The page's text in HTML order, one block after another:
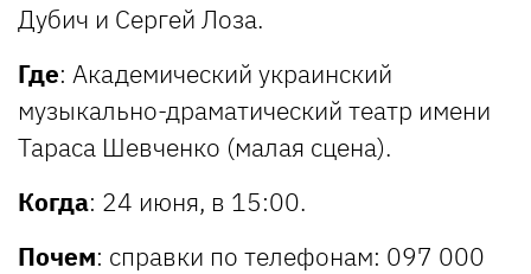
Дубич и Сергей Лоза.
Где: Академический украинский
музыкально-драматический театр имени
Тараса Шевченко (малая сцена).
Когда: 24 июня, в 15:00.
Почем: справки по телефонам: 097 000